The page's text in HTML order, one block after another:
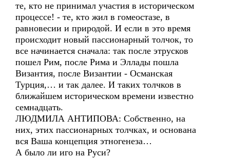
те, кто не принимал участия в историческом
процессе! - те, кто жил в гомеостазе, в
равновесии и природой. И если в это время
происходит новый пассионарный толчок, то
все начинается сначала: так после этрусков
пошел Рим, после Рима и Эллады пошла
Византия, после Византии - Османская
Турция,… и так далее. И таких толчков в
ближайшем историческом времени известно
семнадцать.
ЛЮДМИЛА АНТИПОВА: Собственно, на
них, этих пассионарных толчках, и основана
вся Ваша концепция этногенеза…
А было ли иго на Руси?